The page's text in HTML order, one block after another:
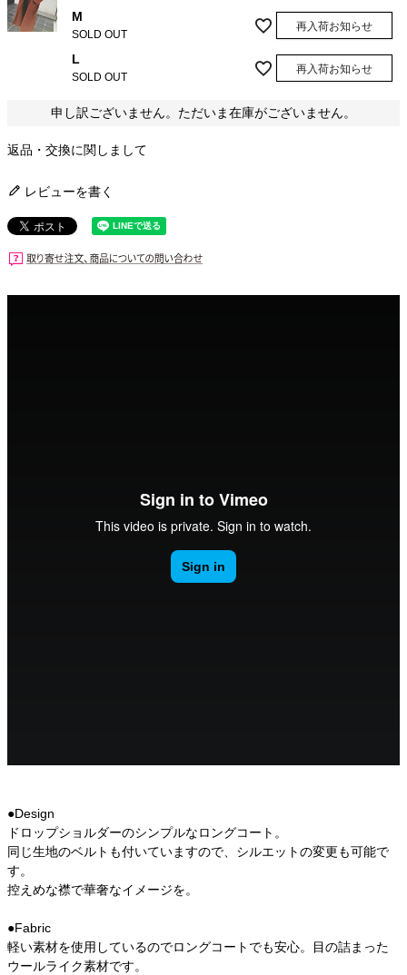
M
SOLD OUT
再入荷お知らせ
L
SOLD OUT
再入荷お知らせ
申し訳ございません。ただいま在庫がございません。
返品・交換に関しまして
レビューを書く
●Design
ドロップショルダーのシンプルなロングコート。
同じ生地のベルトも付いていますので、シルエットの変更も可能で
す。
控えめな襟で華奢なイメージを。
●Fabric
軽い素材を使用しているのでロングコートでも安心。目の詰まった
ウールライク素材です。